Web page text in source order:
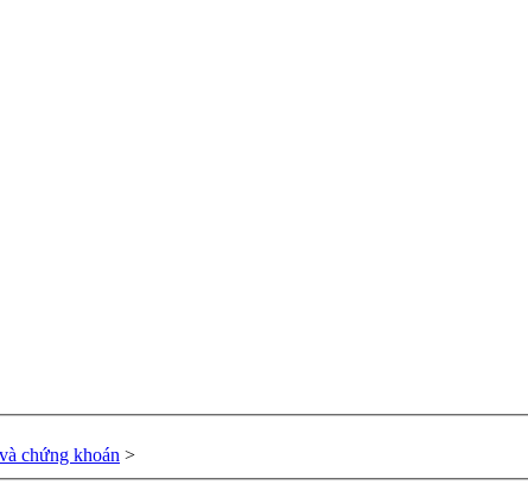
chứng khoán >